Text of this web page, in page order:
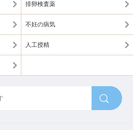
排卵検査薬
不妊の病気
人工授精